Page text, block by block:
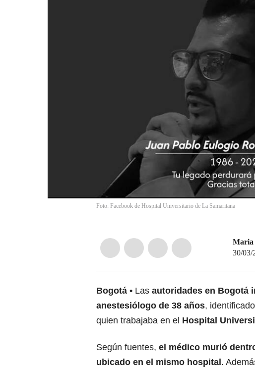
Foto: Facebook de Hospital Universitario de La Samaritana
Maria
30/03/
Bogotá Las autoridades en Bogotá
anestesiólogo de 38 años,
quien trabajaba en el Hospital
Según fuentes, el médico murió
ubicado en el mismo hospital.